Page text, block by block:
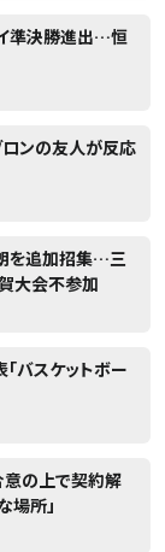
準決勝進出…恒
ロンの友人が反応
を追加招集…三
大会不参加
バスケットボー
意の上で契約解
場所」